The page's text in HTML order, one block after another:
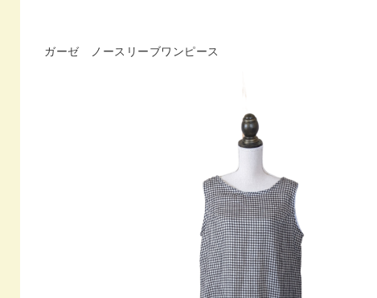
ガーゼ ノースリーブワンピース